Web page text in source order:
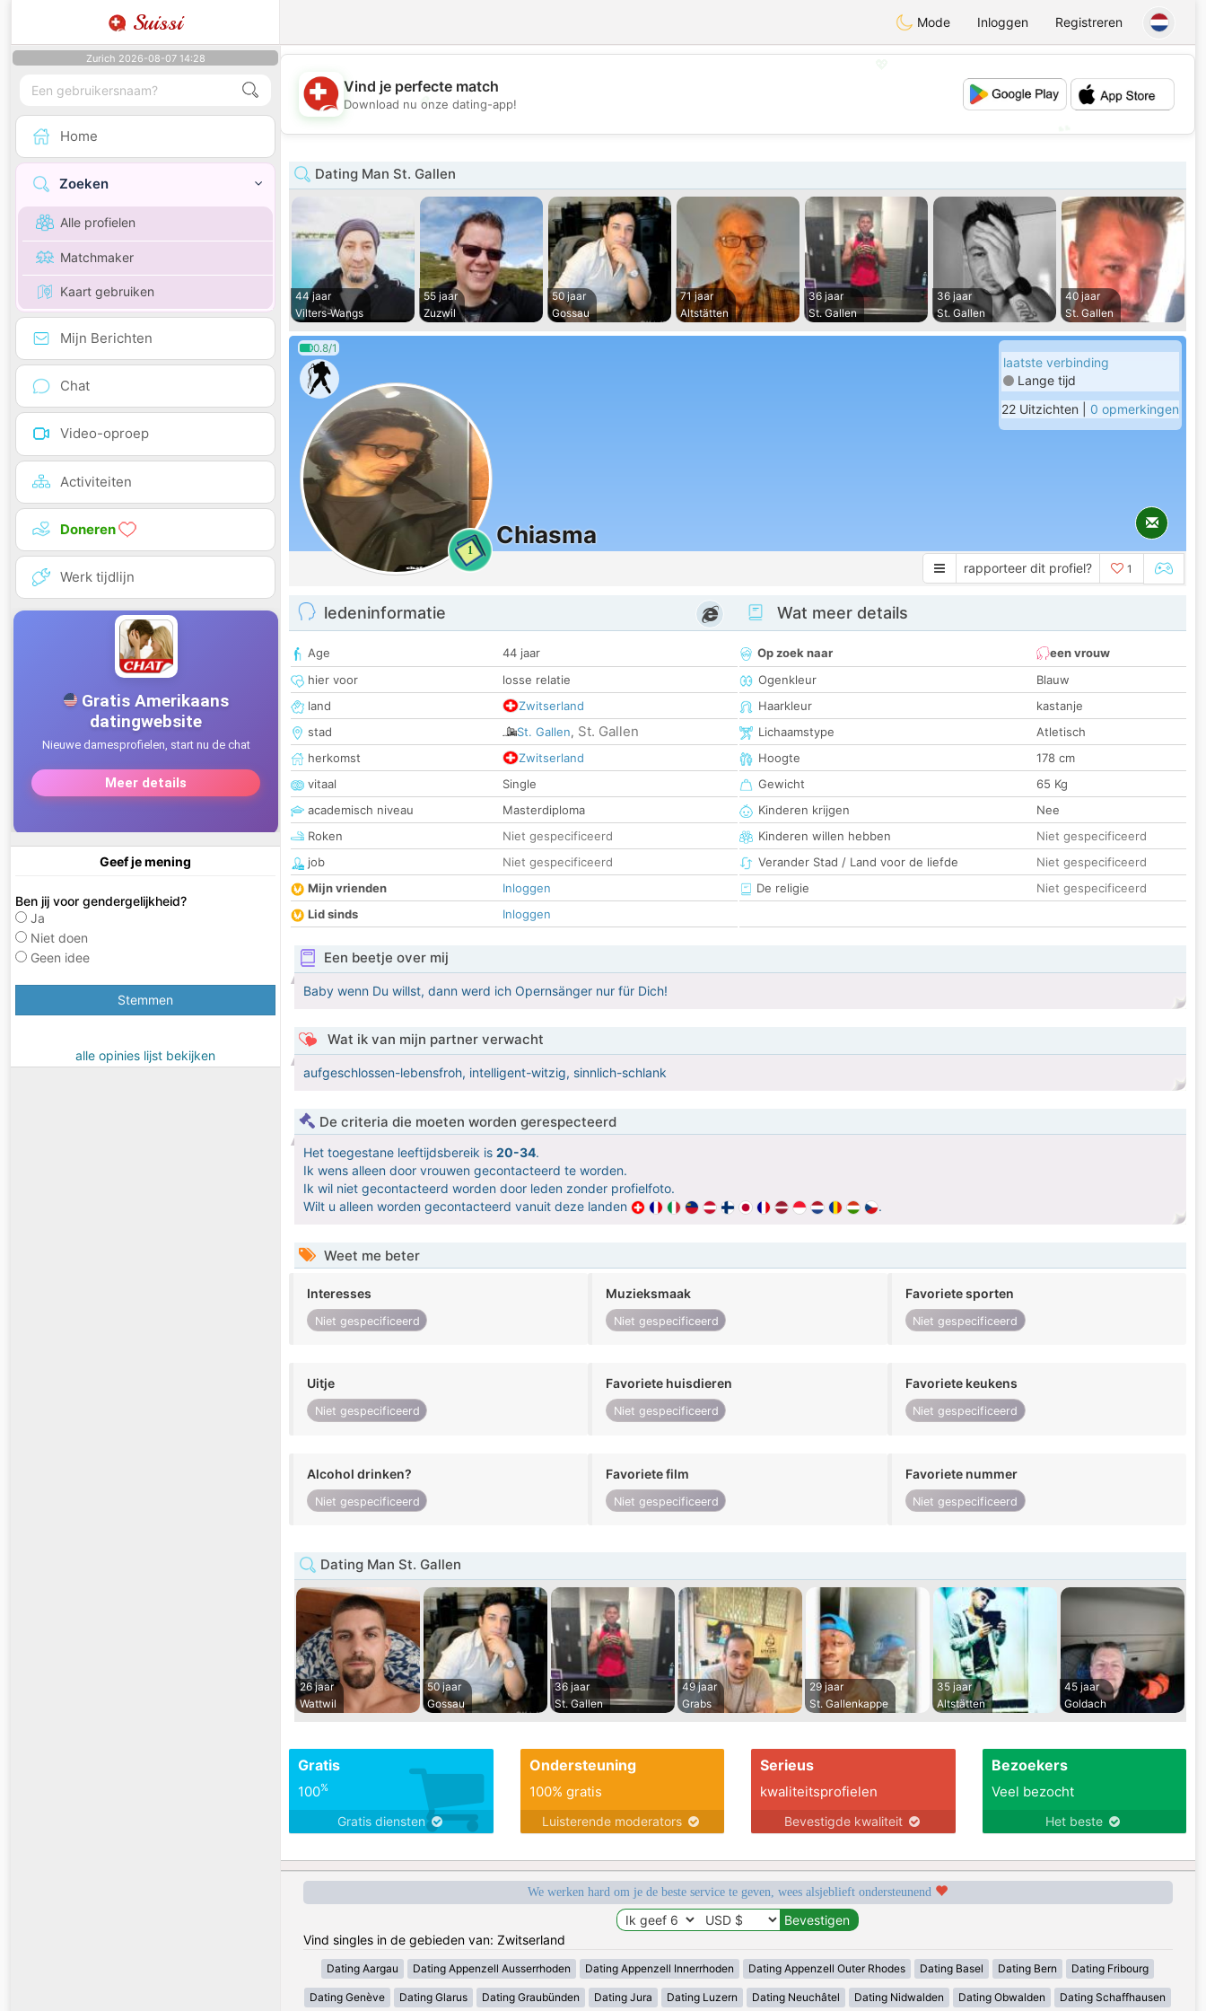
Suissi Mode Inloggen Registreren
Zurich 2026-08-07 14:28
Home
Zoeken
Alle profielen
Matchmaker
Kaart gebruiken
Mijn Berichten
Chat
Video-oproep
Activiteiten
Doneren
Werk tijdlijn
Geef je mening
Ben jij voor gendergelijkheid?
Ja
Niet doen
Geen idee
Stemmen
alle opinies lijst bekijken
💖
💕
Vind je perfecte match
Download nu onze dating-app!
Dating Man St. Gallen
44 jaar
Vilters-Wangs
55 jaar
Zuzwil
50 jaar
Gossau
71 jaar
Altstätten
36 jaar
St. Gallen
36 jaar
St. Gallen
40 jaar
St. Gallen
0.8/1
1
Chiasma
laatste verbinding
Lange tijd
22 Uitzichten | 0 opmerkingen
rapporteer dit profiel? 1
ledeninformatie
Age
44 jaar
hier voor
losse relatie
land
Zwitserland
stad
St. Gallen, St. Gallen
herkomst
Zwitserland
vitaal
Single
academisch niveau
Masterdiploma
Roken
Niet gespecificeerd
job
Niet gespecificeerd
Mijn vrienden
Inloggen
Lid sinds
Inloggen
Wat meer details
Op zoek naar
een vrouw
Ogenkleur
Blauw
Haarkleur
kastanje
Lichaamstype
Atletisch
Hoogte
178 cm
Gewicht
65 Kg
Kinderen krijgen
Nee
Kinderen willen hebben
Niet gespecificeerd
Verander Stad / Land voor de liefde
Niet gespecificeerd
De religie
Niet gespecificeerd
Een beetje over mij
Baby wenn Du willst, dann werd ich Opernsänger nur für Dich!
Wat ik van mijn partner verwacht
aufgeschlossen-lebensfroh, intelligent-witzig, sinnlich-schlank
De criteria die moeten worden gerespecteerd
Het toegestane leeftijdsbereik is 20-34.
Ik wens alleen door vrouwen gecontacteerd te worden.
Ik wil niet gecontacteerd worden door leden zonder profielfoto.
Wilt u alleen worden gecontacteerd vanuit deze landen
.
Weet me beter
Interesses
Niet gespecificeerd
Muzieksmaak
Niet gespecificeerd
Favoriete sporten
Niet gespecificeerd
Uitje
Niet gespecificeerd
Favoriete huisdieren
Niet gespecificeerd
Favoriete keukens
Niet gespecificeerd
Alcohol drinken?
Niet gespecificeerd
Favoriete film
Niet gespecificeerd
Favoriete nummer
Niet gespecificeerd
Dating Man St. Gallen
26 jaar
Wattwil
50 jaar
Gossau
36 jaar
St. Gallen
49 jaar
Grabs
29 jaar
St. Gallenkappe
35 jaar
Altstätten
45 jaar
Goldach
Gratis
100%
Gratis diensten
Ondersteuning
100% gratis
Luisterende moderators
Serieus
kwaliteitsprofielen
Bevestigde kwaliteit
Bezoekers
Veel bezocht
Het beste
We werken hard om je de beste service te geven, wees alsjeblieft ondersteunend
Vind singles in de gebieden van: Zwitserland
Dating Aargau Dating Appenzell Ausserrhoden Dating Appenzell Innerrhoden Dating Appenzell Outer Rhodes Dating Basel Dating Bern Dating Fribourg
Dating Genève Dating Glarus Dating Graubünden Dating Jura Dating Luzern Dating Neuchâtel Dating Nidwalden Dating Obwalden Dating Schaffhausen